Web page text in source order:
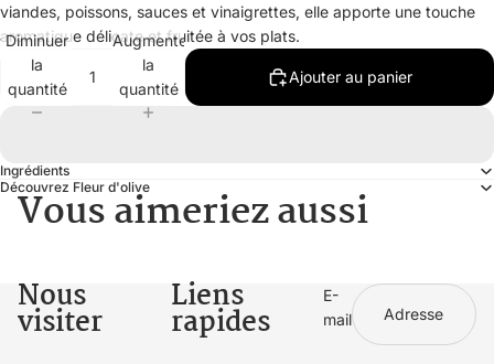
viandes, poissons, sauces et vinaigrettes, elle apporte une touche
aromatique délicate et fruitée à vos plats.
Diminuer
la
quantité
Augmenter
la
quantité
Ajouter au panier
Ingrédients
Découvrez Fleur d'olive
Vous aimeriez aussi
Nous
visiter
Liens
rapides
E-
mail